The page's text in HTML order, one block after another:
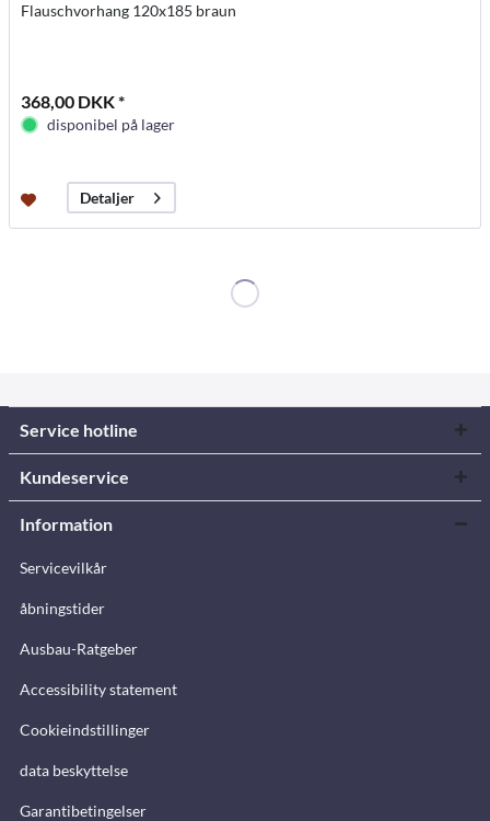
Flauschvorhang 120x185 braun
368,00 DKK *
disponibel på lager
Detaljer
Service hotline
Kundeservice
Information
Servicevilkår
åbningstider
Ausbau-Ratgeber
Accessibility statement
Cookieindstillinger
data beskyttelse
Garantibetingelser